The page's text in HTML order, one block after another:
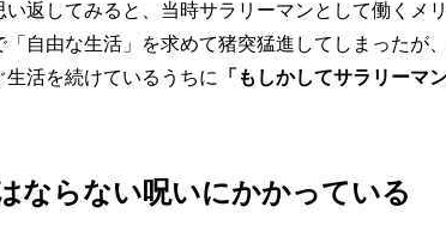
返してみると、当時サラリーマンとして働くメ
自由な生活」を求めて猪突猛進してしまったが
活を続けているうちに 「もしかしてサラリーマ
ならない呪いにかかっている